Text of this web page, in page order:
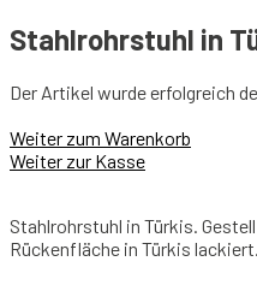
Stahlrohrstuhl in
Der Artikel wurde erfolgreich
Weiter zum Warenkorb
Weiter zur Kasse
Stahlrohrstuhl in Türkis.
Rückenfläche in Türkis lackiert.